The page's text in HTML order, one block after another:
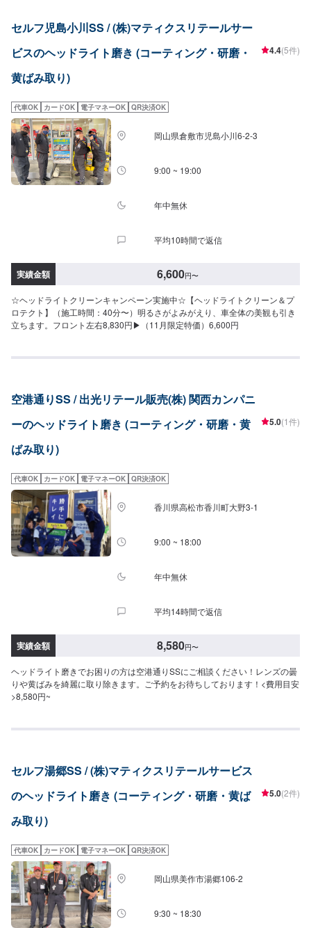
気軽にご相談ください。
セルフ児島小川SS / (株)マティクスリテールサー
ビスのヘッドライト磨き (コーティング・研磨・
黄ばみ取り)
4.4(5件)
代車OK カードOK 電子マネーOK QR決済OK
岡山県倉敷市児島小川6-2-3
9:00 ~ 19:00
年中無休
平均10時間で返信
実績金額 6,600円〜
☆ヘッドライトクリーンキャンペーン実施中☆【ヘッドライトクリーン＆プ
ロテクト】（施工時間：40分〜）明るさがよみがえり、車全体の美観も引き
立ちます。フロント左右8,830円▶︎（11月限定特価）6,600円
空港通りSS / 出光リテール販売(株) 関西カンパニ
ーのヘッドライト磨き (コーティング・研磨・黄
ばみ取り)
5.0(1件)
代車OK カードOK 電子マネーOK QR決済OK
香川県高松市香川町大野3-1
9:00 ~ 18:00
年中無休
平均14時間で返信
実績金額 8,580円〜
ヘッドライト磨きでお困りの方は空港通りSSにご相談ください！レンズの曇
りや黄ばみを綺麗に取り除きます。ご予約をお待ちしております！<費用目安
>8,580円~
セルフ湯郷SS / (株)マティクスリテールサービス
のヘッドライト磨き (コーティング・研磨・黄ば
み取り)
5.0(2件)
代車OK カードOK 電子マネーOK QR決済OK
岡山県美作市湯郷106-2
9:30 ~ 18:30